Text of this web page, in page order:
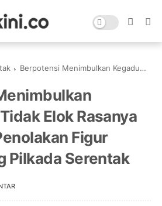
Berpotensi Menimbulkan Kegaduhan, Tidak Elok Rasanya Melakukan Penolakan Figur Tokoh Jelang Pilkada Serentak
Elok Rasanya
Figur
Pilkada Serentak